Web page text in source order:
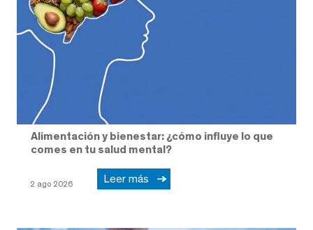
Alimentación y bienestar: ¿cómo influye lo que
comes en tu salud mental?
2 ago 2026 Leer más